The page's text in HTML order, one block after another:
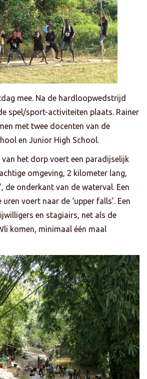
mee. Na de hardloopwedstrijd
spel/sport-activiteiten plaats. Rainer
met twee docenten van de
en Junior High School.
het dorp voert een paradijselijk
omgeving, 2 kilometer lang,
de onderkant van de waterval. Een
voert naar de ‘upper falls’. Een
en stagiairs, net als de
komen, minimaal één maal